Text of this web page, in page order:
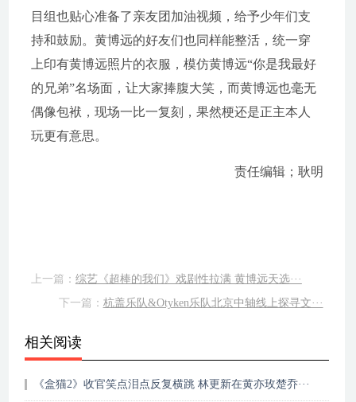
目组也贴心准备了亲友团加油视频，给予少年们支
持和鼓励。黄博远的好友们也同样能整活，统一穿
上印有黄博远照片的衣服，模仿黄博远“你是我最好
的兄弟”名场面，让大家捧腹大笑，而黄博远也毫无
偶像包袱，现场一比一复刻，果然梗还是正主本人
玩更有意思。
责任编辑；耿明
上一篇： 综艺《超棒的我们》戏剧性拉满 黄博远天选···
下一篇： 杭盖乐队&Otyken乐队北京中轴线上探寻文···
相关阅读
《盒猫2》收官笑点泪点反复横跳 林更新在黄亦玫楚乔···